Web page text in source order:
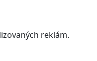
reklám.